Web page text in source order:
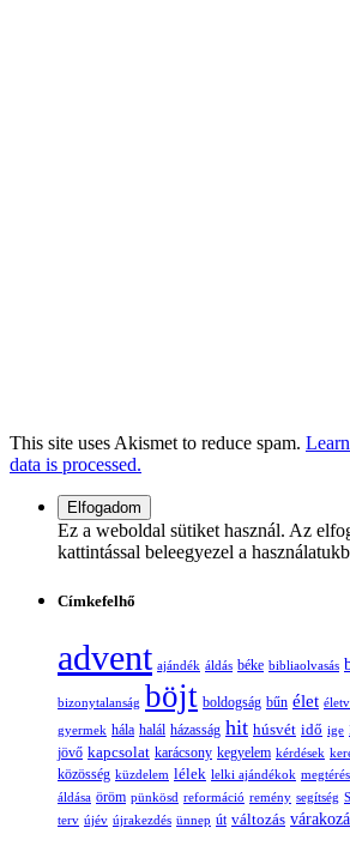
This site uses Akismet to reduce spam.
data is processed.
Ez a weboldal sütiket használ. Az
kattintással beleegyezel a
Címkefelhő
advent ajándék áldás béke bibliaolvasás
bizonytalanság böjt boldogság bűn élet
gyermek hála halál házasság hit húsvét idő ige
jövő kapcsolat karácsony kegyelem kérdések
közösség küzdelem lélek lelki ajándékok megtérés
áldása öröm pünkösd reformáció remény segítség
terv újév újrakezdés ünnep út változás